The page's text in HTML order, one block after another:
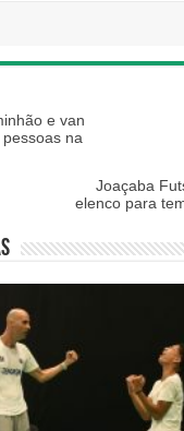
e van
na
Joaçaba
elenco para